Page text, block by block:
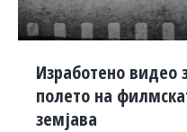
Изработено видео
полето на
земјава